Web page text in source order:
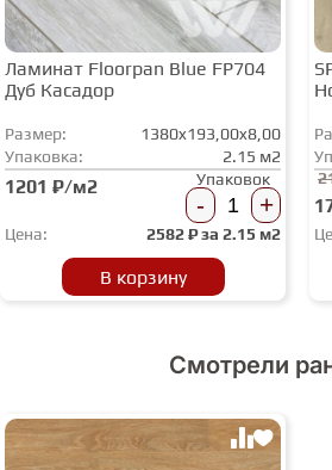
Ламинат Floorpan Blue FP704
Дуб Касадор
Размер:
1380x193,00x8,00
Упаковка:
2.15 м2
1201 ₽/м2 Упаковок
- +
Цена: 2582₽ за 2.15 м2
В корзину
Смотрели